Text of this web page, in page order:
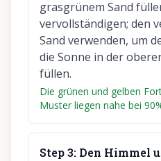
grasgrünem Sand
vervollständigen; den
Sand verwenden, um
die Sonne in der
füllen.
Die grünen und gelben
Muster liegen nahe bei
Step3: Den Himmel